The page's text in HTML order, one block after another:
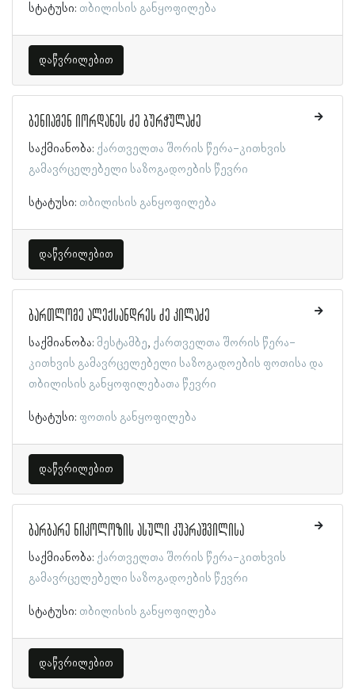
სტატუსი: თბილისის განყოფილება
დაწვრილებით
ბენიამენ იორდანეს ძე ბურჭულაძე
საქმიანობა: ქართველთა შორის წერა-კითხვის
გამავრცელებელი საზოგადოების წევრი
სტატუსი: თბილისის განყოფილება
დაწვრილებით
ბართლომე ალექსანდრეს ძე კილაძე
საქმიანობა: მესტამბე ქართველთა შორის წერა-
კითხვის გამავრცელებელი საზოგადოების ფოთისა და
თბილისის განყოფილებათა წევრი
სტატუსი: ფოთის განყოფილება
დაწვრილებით
ბარბარე ნიკოლოზის ასული კუპრაშვილისა
საქმიანობა: ქართველთა შორის წერა-კითხვის
გამავრცელებელი საზოგადოების წევრი
სტატუსი: თბილისის განყოფილება
დაწვრილებით